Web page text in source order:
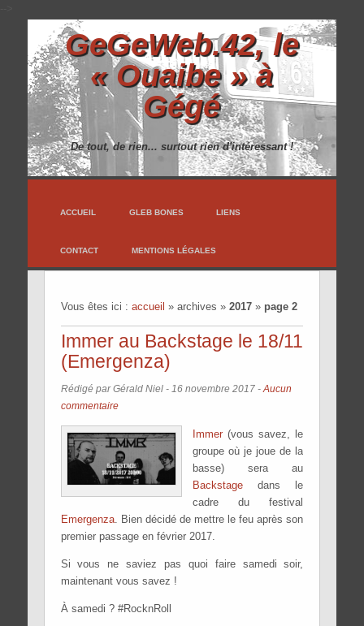
GeGeWeb.42, le
« Ouaibe » à
Gégé
De tout, de rien... surtout rien d'intéressant !
ACCUEIL GLEB BONES LIENS
CONTACT MENTIONS LÉGALES
Vous êtes ici : accueil » archives » 2017» page 2
Immer au Backstage le 18/11
(Emergenza)
Rédigé par Gérald Niel - 16 novembre 2017-Aucun
commentaire
Immer(vous savez, le
groupe où je joue de la
basse) sera au
Backstagedans le
cadre du festival
Emergenza. Bien décidé de mettre le feu après son
premier passage en février 2017.
Si vous ne saviez pas quoi faire samedi soir,
maintenant vous savez !
À samedi ? #RocknRoll